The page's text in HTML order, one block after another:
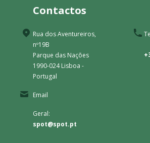
Contactos
Rua dos Aventureiros,
nº19B
Parque das Nações
1990-024 Lisboa -
Portugal
Email
Geral:
spot@spot.pt